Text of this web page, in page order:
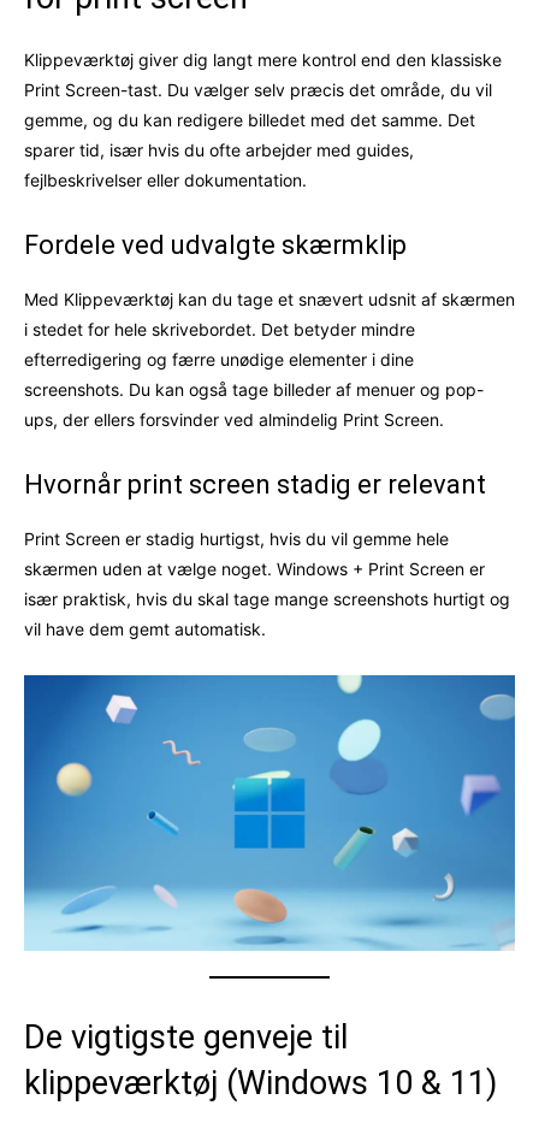
Klippeværktøj giver dig langt mere kontrol end den klassiske
Print Screen-tast. Du vælger selv præcis det område, du vil
gemme, og du kan redigere billedet med det samme. Det
sparer tid, især hvis du ofte arbejder med guides,
fejlbeskrivelser eller dokumentation.
Fordele ved udvalgte skærmklip
Med Klippeværktøj kan du tage et snævert udsnit af skærmen
i stedet for hele skrivebordet. Det betyder mindre
efterredigering og færre unødige elementer i dine
screenshots. Du kan også tage billeder af menuer og pop-
ups, der ellers forsvinder ved almindelig Print Screen.
Hvornår print screen stadig er relevant
Print Screen er stadig hurtigst, hvis du vil gemme hele
skærmen uden at vælge noget. Windows + Print Screen er
især praktisk, hvis du skal tage mange screenshots hurtigt og
vil have dem gemt automatisk.
De vigtigste genveje til
klippeværktøj (Windows 10 & 11)